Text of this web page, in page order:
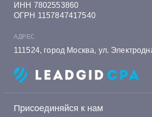
Онлайн заявка на кредит в
Онлайн заявка на кредит в
Онлайн заявка на кредит в
Онлайн заявка на кредит в
ИНН 7802553860
ОГРН 1157847417540
АДРЕС
111524, город Москва, ул.
Присоединяйся к нам